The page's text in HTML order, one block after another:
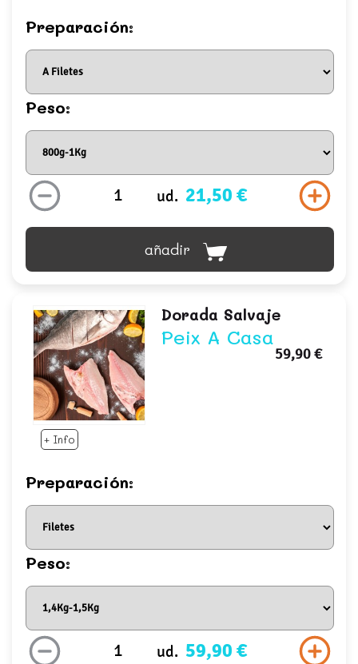
Preparación:
Peso:
ud. 21,50 €
añadir
+ Info
Dorada Salvaje
Peix A Casa
59,90 €
Preparación:
Peso:
ud. 59,90 €